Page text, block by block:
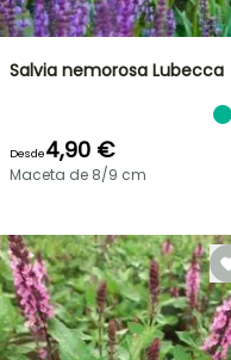
Salvia nemorosa Lubecca
Desde4,90 €
Maceta de 8/9 cm